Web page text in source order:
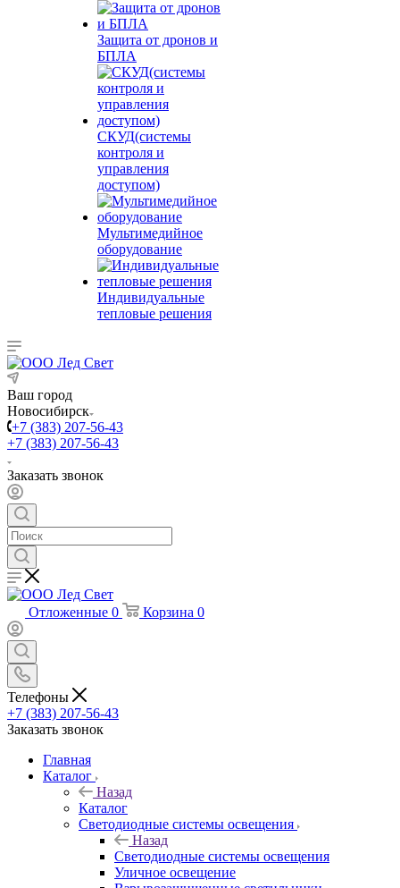
Защита от дронов и
БПЛА
СКУД(системы
контроля и
управления
доступом)
Мультимедийное
оборудование
Индивидуальные
тепловые решения
Ваш город
Новосибирск
+7 (383) 207-56-43
+7 (383) 207-56-43
Заказать звонок
Отложенные 0 Корзина 0
Телефоны
+7 (383) 207-56-43
Заказать звонок
Главная
Каталог
Назад
Каталог
Светодиодные системы освещения
Назад
Светодиодные системы освещения
Уличное освещение